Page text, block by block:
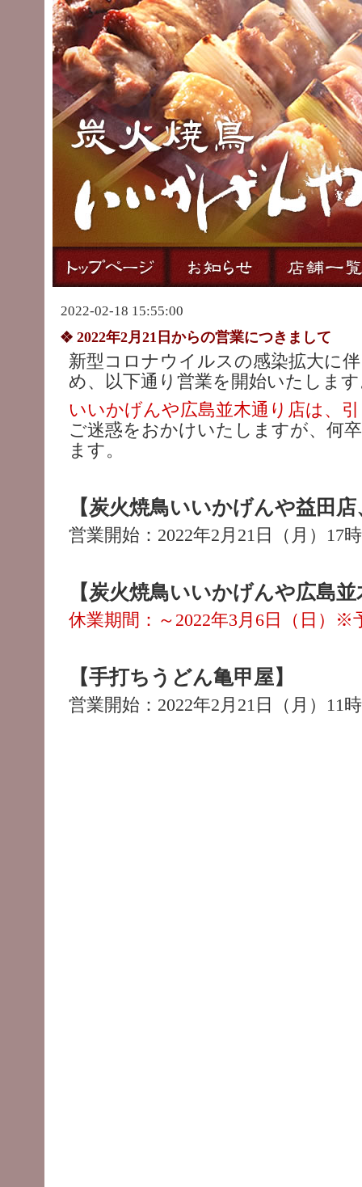
2022-02-18 15:55:00
2022年2月21日からの営業につきまして
新型コロナウイルスの感染拡大に
め、以下通り営業を開始いたしま
いいかげんや広島並木通り店は、
ご迷惑をおかけいたしますが、何
ます。
【炭火焼鳥いいかげんや益田
営業開始：2022年2月21日（月）17
【炭火焼鳥いいかげんや広島
休業期間：～2022年3月6日（日）※
【手打ちうどん亀甲屋】
営業開始：2022年2月21日（月）11